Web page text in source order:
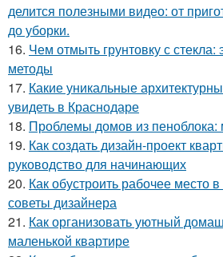
делится полезными видео: от
до уборки.
16. Чем отмыть грунтовку с
методы
17. Какие уникальные
увидеть в Краснодаре
18. Проблемы домов из
19. Как создать дизайн-проект
руководство для начинающих
20. Как обустроить рабочее место
советы дизайнера
21. Как организовать уютный
маленькой квартире